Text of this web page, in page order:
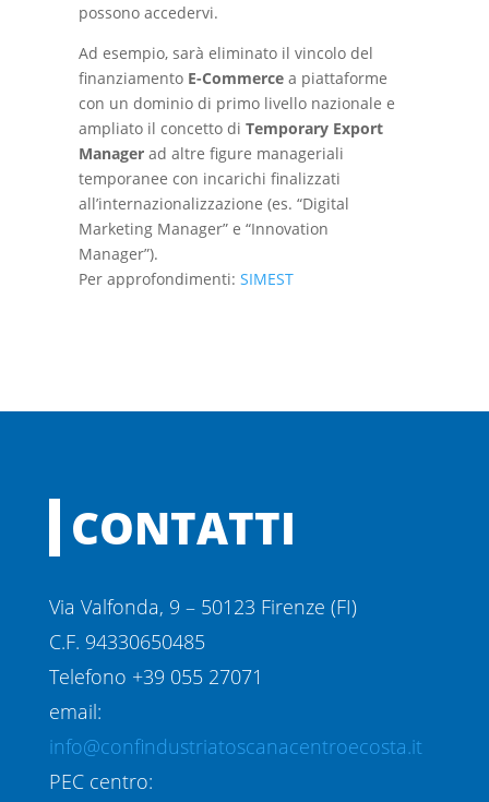
possono accedervi.
Ad esempio, sarà eliminato il vincolo del
finanziamentoE-Commerce a piattaforme
con un dominio di primo livello nazionale e
ampliato il concetto di Temporary Export
Manager ad altre figure manageriali
temporanee con incarichi finalizzati
all’internazionalizzazione (es. “Digital
Marketing Manager” e “Innovation
Manager”).
Per approfondimenti: SIMEST
CONTATTI
Via Valfonda, 9 – 50123 Firenze (FI)
C.F. 94330650485
Telefono +39 055 27071
email:
info@confindustriatoscanacentroecosta.it
PEC centro: